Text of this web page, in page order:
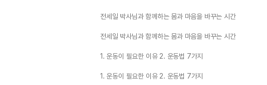
전세일 박사님과 함께하는 몸과 마음을 바꾸는 시간
전세일 박사님과 함께하는 몸과 마음을 바꾸는 시간
1. 운동이 필요한 이유 2. 운동법 7가지
1. 운동이 필요한 이유 2. 운동법 7가지